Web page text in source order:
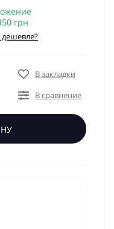
грн
В закладки
В сравнение